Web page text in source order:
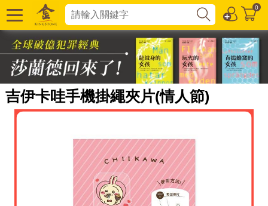
0
吉伊卡哇手機掛繩夾片(情人節)